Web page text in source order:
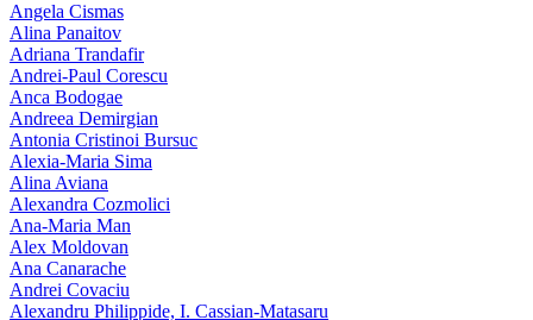
Angela Cismas
Alina Panaitov
Adriana Trandafir
Andrei-Paul Corescu
Anca Bodogae
Andreea Demirgian
Antonia Cristinoi Bursuc
Alexia-Maria Sima
Alina Aviana
Alexandra Cozmolici
Ana-Maria Man
Alex Moldovan
Ana Canarache
Andrei Covaciu
Alexandru Philippide, I. Cassian‑Matasaru